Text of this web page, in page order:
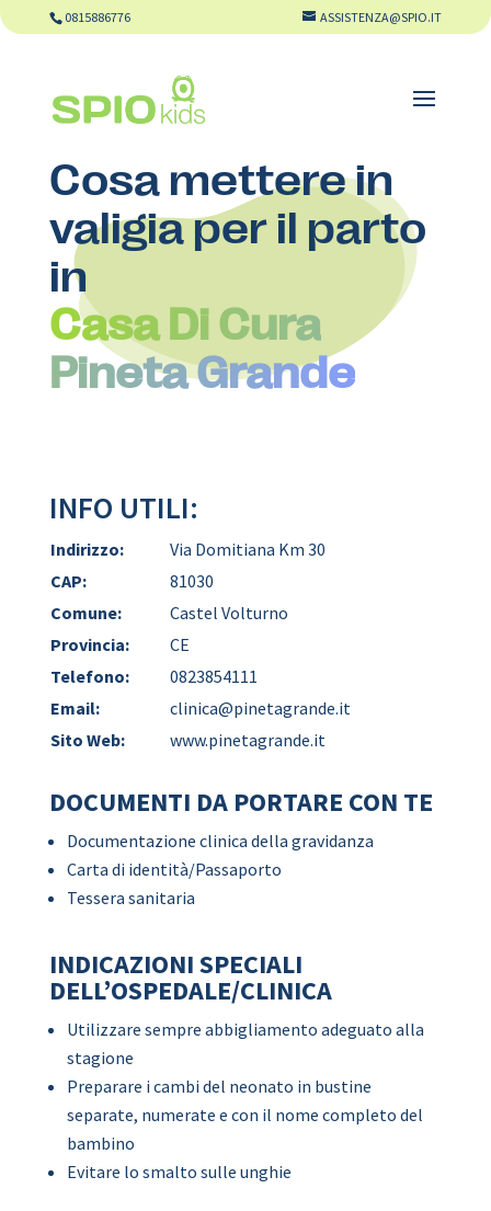
0815886776 ASSISTENZA@SPIO.IT
Cosa mettere in
valigia per il parto
in
Casa Di Cura
Pineta Grande
INFO UTILI:
Indirizzo:
Via Domitiana Km 30
CAP:
81030
Comune:
Castel Volturno
Provincia:
CE
Telefono:
0823854111
Email:
clinica@pinetagrande.it
Sito Web:
www.pinetagrande.it
DOCUMENTI DA PORTARE CON TE
Documentazione clinica della gravidanza
Carta di identità/Passaporto
Tessera sanitaria
INDICAZIONI SPECIALI
DELL’OSPEDALE/CLINICA
Utilizzare sempre abbigliamento adeguato alla
stagione
Preparare i cambi del neonato in bustine
separate, numerate e con il nome completo del
bambino
Evitare lo smalto sulle unghie